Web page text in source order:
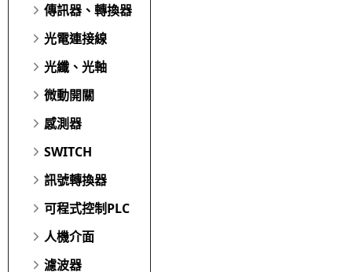
傳訊器、轉換器
光電連接線
光纖、光軸
微動開關
感測器
SWITCH
訊號轉換器
可程式控制PLC
人機介面
濾波器